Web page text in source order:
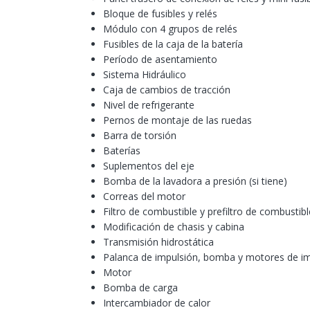
Bloque de fusibles y relés
Módulo con 4 grupos de relés
Fusibles de la caja de la batería
Período de asentamiento
Sistema Hidráulico
Caja de cambios de tracción
Nivel de refrigerante
Pernos de montaje de las ruedas
Barra de torsión
Baterías
Suplementos del eje
Bomba de la lavadora a presión (si tiene)
Correas del motor
Filtro de combustible y prefiltro de
Modificación de chasis y cabina
Transmisión hidrostática
Palanca de impulsión, bomba y motores de
Motor
Bomba de carga
Intercambiador de calor